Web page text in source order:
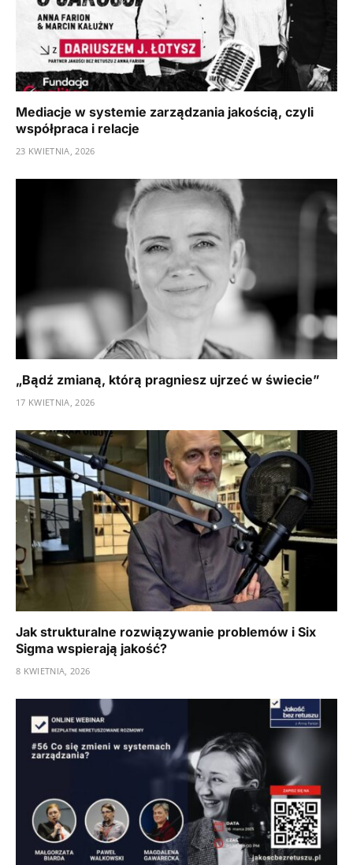
Mediacje w systemie zarządzania jakością, czyli
współpraca i relacje
23 KWIETNIA, 2026
„Bądź zmianą, którą pragniesz ujrzeć w świecie”
17 KWIETNIA, 2026
Jak strukturalne rozwiązywanie problemów i Six
Sigma wspierają jakość?
8 KWIETNIA, 2026